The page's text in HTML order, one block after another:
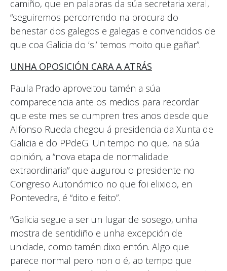
camiño, que en palabras da súa secretaria xeral,
“seguiremos percorrendo na procura do
benestar dos galegos e galegas e convencidos de
que coa Galicia do ‘si’ temos moito que gañar”.
UNHA OPOSICIÓN CARA A ATRÁS
Paula Prado aproveitou tamén a súa
comparecencia ante os medios para recordar
que este mes se cumpren tres anos desde que
Alfonso Rueda chegou á presidencia da Xunta de
Galicia e do PPdeG. Un tempo no que, na súa
opinión, a “nova etapa de normalidade
extraordinaria” que augurou o presidente no
Congreso Autonómico no que foi elixido, en
Pontevedra, é “dito e feito”.
“Galicia segue a ser un lugar de sosego, unha
mostra de sentidiño e unha excepción de
unidade, como tamén dixo entón. Algo que
parece normal pero non o é, ao tempo que